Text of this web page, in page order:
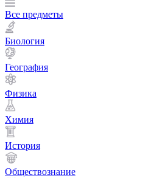
Все предметы
Биология
География
Физика
Химия
История
Обществознание